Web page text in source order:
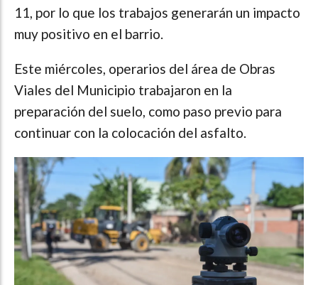
11, por lo que los trabajos generarán un impacto
muy positivo en el barrio.
Este miércoles, operarios del área de Obras
Viales del Municipio trabajaron en la
preparación del suelo, como paso previo para
continuar con la colocación del asfalto.